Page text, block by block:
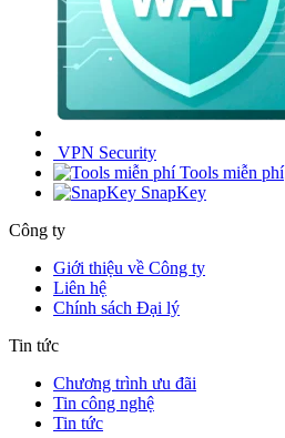
VPN Security
Tools miễn phí
SnapKey
Công ty
Giới thiệu về Công ty
Liên hệ
Chính sách Đại lý
Tin tức
Chương trình ưu đãi
Tin công nghệ
Tin tức